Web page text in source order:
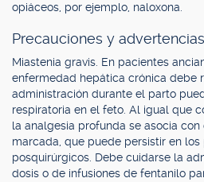
opiáceos, por ejemplo, naloxona.
Precauciones y advertencias.
Miastenia gravis. En pacientes
enfermedad hepática crónica debe
administración durante el parto
respiratoria en el feto. Al igual que
la analgesia profunda se asocia
marcada, que puede persistir en
posquirúrgicos. Debe cuidarse la
dosis o de infusiones de fentanilo